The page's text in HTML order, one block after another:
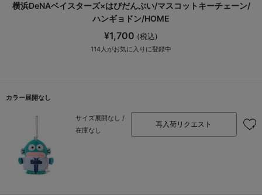
横浜DeNAベイスターズ×はぴだんぶい/マスコットキーチェーン/
ハンギョドン/HOME
¥1,700 (税込)
114 人がお気に入りに登録中
カラー展開なし
サイズ展開なし /
在庫なし
再入荷リクエスト